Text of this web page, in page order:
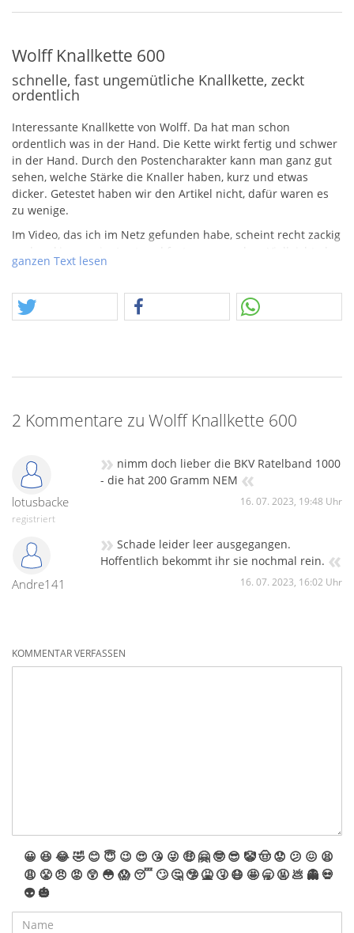
Wolff Knallkette 600
schnelle, fast ungemütliche Knallkette, zeckt
ordentlich
Interessante Knallkette von Wolff. Da hat man schon
ordentlich was in der Hand. Die Kette wirkt fertig und schwer
in der Hand. Durch den Postencharakter kann man ganz gut
sehen, welche Stärke die Knaller haben, kurz und etwas
dicker. Getestet haben wir den Artikel nicht, dafür waren es
zu wenige.
Im Video, das ich im Netz gefunden habe, scheint recht zackig
und zeckig zu sein. Laut und fast unangenehm. Vielleicht als
kleiner Gruß zu verwenden, wenn man den Nachbarn
Wolff ist schon länger bei uns im Postenbereich immer mal
wieder dabei! Wir haben an verschiedener Stelle bereits
das Design ist pfiffig und das Logo erinnert stark an unser
missglückten Versuch, im zweiten Anlauf hat es aber jetzt
geklappt!
ganzen Text lesen
2 Kommentare zu Wolff Knallkette 600
lotusbacke
registriert
» nimm doch lieber die BKV Ratelband 1000
- die hat 200 Gramm NEM «
16. 07. 2023, 19:48 Uhr
Andre141
» Schade leider leer ausgegangen.
Hoffentlich bekommt ihr sie nochmal rein. «
16. 07. 2023, 16:02 Uhr
KOMMENTAR VERFASSEN
😀 😆 😂🤣 😊 😇 😉 😍 😘 😜 🤑 🤗 🤓 😎 🤡🤠 😟 😕 😖 😫
😩 😤 😠 😡 😲 😳 😱 😴 🙄 🤔 🤥 🤮 🤧 😷 🤩 🥱 🤬 💩 👻 💀
👽 🎃